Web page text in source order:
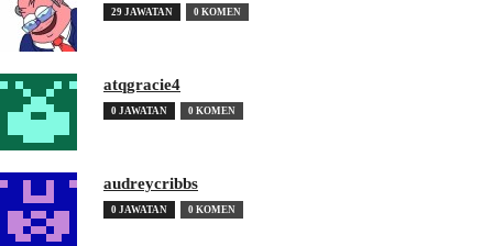
29 JAWATAN 0 KOMEN
atqgracie4
0 JAWATAN 0 KOMEN
audreycribbs
0 JAWATAN 0 KOMEN